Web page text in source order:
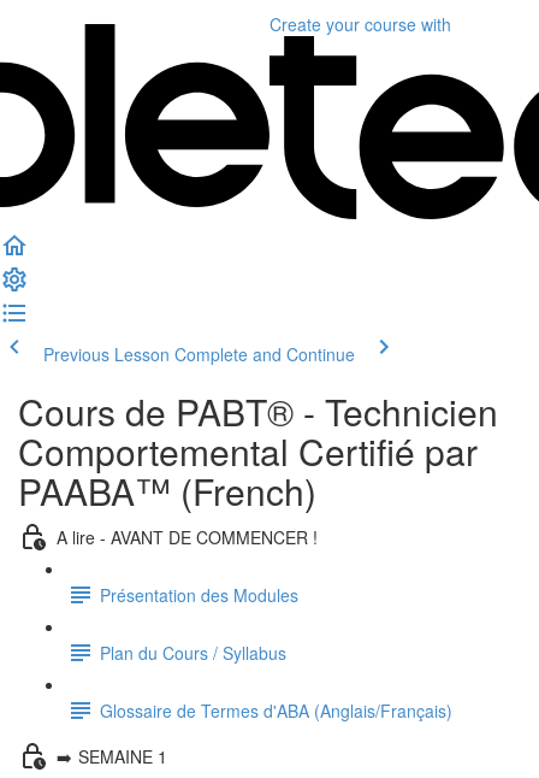
Create your course with
Previous Lesson Complete and Continue
Cours de PABT® - Technicien
Comportemental Certifié par
PAABA™ (French)
A lire - AVANT DE COMMENCER !
Présentation des Modules
Plan du Cours / Syllabus
Glossaire de Termes d'ABA (Anglais/Français)
➡️ SEMAINE 1